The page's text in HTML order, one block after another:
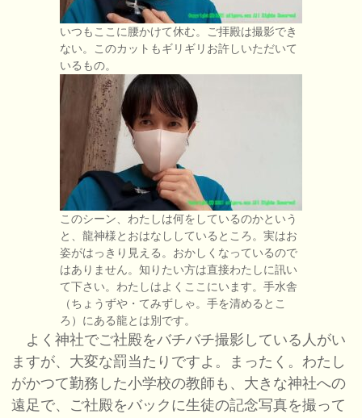
いつもここに腰かけて休む。ご拝殿は撮影でき
ない。このカットもギリギリお許しいただいて
いるもの。
このシーン、わたしは何をしているのかという
と、龍神様とおはなししているところ。実はお
姿がはっきり見える。おかしくなっているので
はありません。知りたい方は直接わたしに訊い
て下さい。わたしはよくここにいます。手水舎
（ちょうずや・てみずしゃ。手を清めるとこ
ろ）にある龍とは別です。
よく神社でご社殿をバチバチ撮影している人がい
ますが、大変な罰当たりですよ。まったく。わたし
がかつて勤務した小学校の教師も、大きな神社への
遠足で、ご社殿をバックに生徒の記念写真を撮って